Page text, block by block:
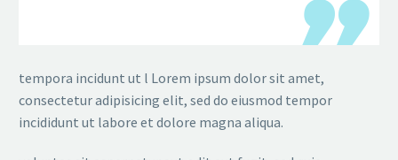
tempora incidunt ut l Lorem ipsum dolor sit amet,
consectetur adipisicing elit, sed do eiusmod tempor
incididunt ut labore et dolore magna aliqua.